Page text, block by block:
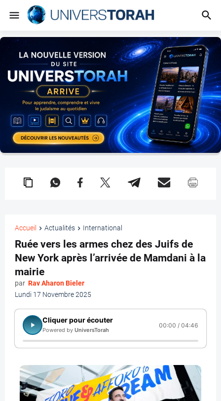
Accueil Actualités International
Ruée vers les armes chez des Juifs de
New York après l’arrivée de Mamdani à la
mairie
par Rav Aharon Bieler
Lundi 17 Novembre 2025
Cliquer pour écouter
Powered by UniversTorah
00:00 / 04:46